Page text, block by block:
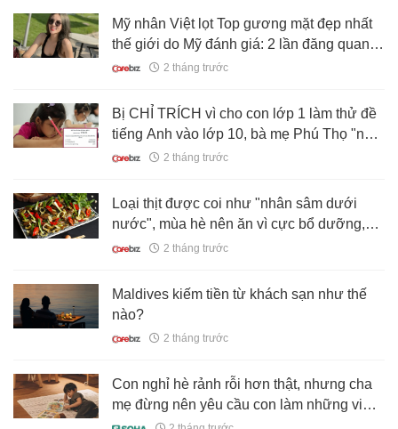
Mỹ nhân Việt lọt Top gương mặt đẹp nhất
thế giới do Mỹ đánh giá: 2 lần đăng quang
Hoa hậu, sở hữu tỷ lệ cơ thể hoàn hảo
2 tháng trước
Bị CHỈ TRÍCH vì cho con lớp 1 làm thử đề
tiếng Anh vào lớp 10, bà mẹ Phú Thọ "nổi
cáu": Sao nhiều người sân si thế?
2 tháng trước
Loại thịt được coi như "nhân sâm dưới
nước", mùa hè nên ăn vì cực bổ dưỡng,
giúp cơ thể khỏe khoắn, ít mệt mỏi
2 tháng trước
Maldives kiếm tiền từ khách sạn như thế
nào?
2 tháng trước
Con nghỉ hè rảnh rỗi hơn thật, nhưng cha
mẹ đừng nên yêu cầu con làm những việc
này